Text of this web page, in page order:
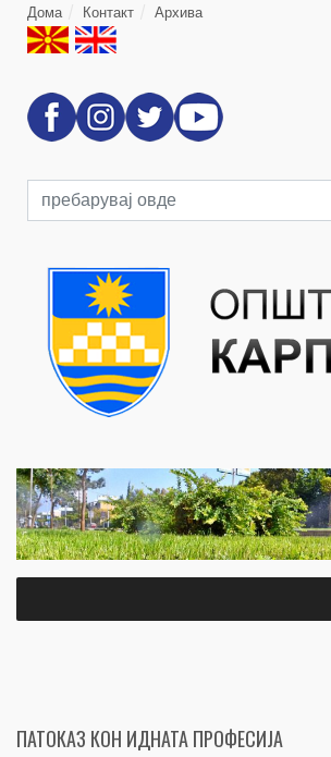
Дома Контакт Архива
ПАТОКАЗ КОН ИДНАТА ПРОФЕСИЈА